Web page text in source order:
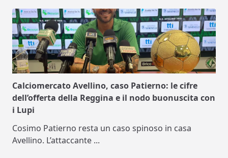
Calciomercato Avellino, caso Patierno: le cifre
dell’offerta della Reggina e il nodo buonuscita con
i Lupi
Cosimo Patierno resta un caso spinoso in casa
Avellino. L’attaccante ...